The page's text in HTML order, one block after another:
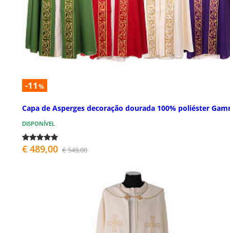
-11 %
Capa de Asperges decoração dourada 100% poliéster
DISPONÍVEL
€ 489,00 € 549,00